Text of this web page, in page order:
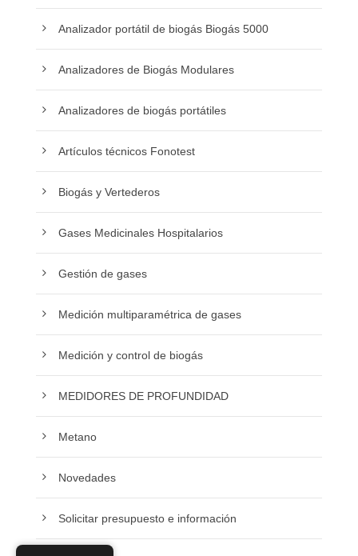
Analizador portátil de biogás Biogás 5000
Analizadores de Biogás Modulares
Analizadores de biogás portátiles
Artículos técnicos Fonotest
Biogás y Vertederos
Gases Medicinales Hospitalarios
Gestión de gases
Medición multiparamétrica de gases
Medición y control de biogás
MEDIDORES DE PROFUNDIDAD
Metano
Novedades
Solicitar presupuesto e información